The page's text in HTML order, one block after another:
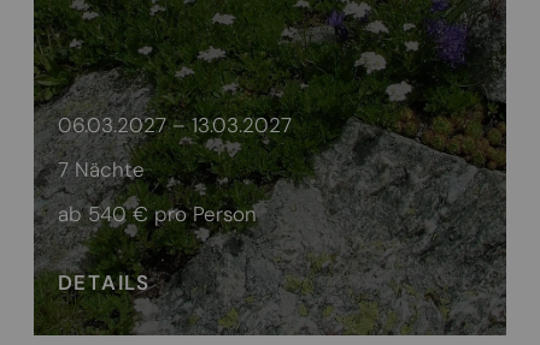
06.03.2027 – 13.03.2027
7 Nächte
ab 540 €pro Person
DETAILS